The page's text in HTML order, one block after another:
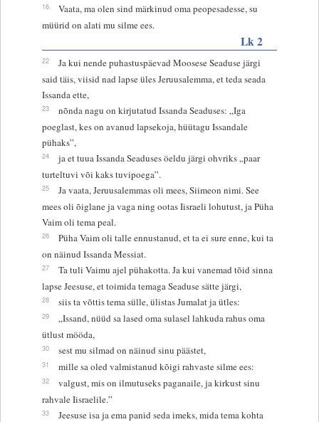
16
Vaata, ma olen sind märkinud oma peopesadesse, su
müürid on alati mu silme ees.
Lk 2
22
Ja kui nende puhastuspäevad Moosese Seaduse järgi
said täis, viisid nad lapse üles Jeruusalemma, et teda seada
Issanda ette,
23
nõnda nagu on kirjutatud Issanda Seaduses: „Iga
poeglast, kes on avanud lapsekoja, hüütagu Issandale
pühaks”,
24
ja et tuua Issanda Seaduses öeldu järgi ohvriks „paar
turteltuvi või kaks tuvipoega”.
25
Ja vaata, Jeruusalemmas oli mees, Siimeon nimi. See
mees oli õiglane ja vaga ning ootas Iisraeli lohutust, ja Püha
Vaim oli tema peal.
26
Püha Vaim oli talle ennustanud, et ta ei sure enne, kui ta
on näinud Issanda Messiat.
27
Ta tuli Vaimu ajel pühakotta. Ja kui vanemad tõid sinna
lapse Jeesuse, et toimida temaga Seaduse sätte järgi,
28 siis ta võttis tema sülle, ülistas Jumalat ja ütles:
29
„Issand, nüüd sa lased oma sulasel lahkuda rahus oma
ütlust mööda,
30 sest mu silmad on näinud sinu päästet,
31 mille sa oled valmistanud kõigi rahvaste silme ees:
32
valgust, mis on ilmutuseks paganaile, ja kirkust sinu
rahvale Iisraelile.”
33
Jeesuse isa ja ema panid seda imeks, mida tema kohta